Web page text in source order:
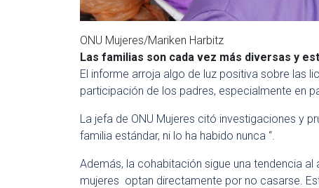
ONU Mujeres/Mariken Harbitz
Las familias son cada vez más diversas y
El informe arroja algo de luz positiva sobre las
participación de los padres, especialmente en
La jefa de ONU Mujeres citó investigaciones y
familia estándar, ni lo ha habido nunca “.
Además, la cohabitación sigue una tendencia al
mujeres optan directamente por no casarse.